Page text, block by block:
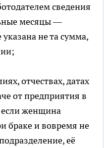
сведения
месяцы —
не та сумма,
отчествах, датах
от предприятия в
женщина
браке и вовремя не
её